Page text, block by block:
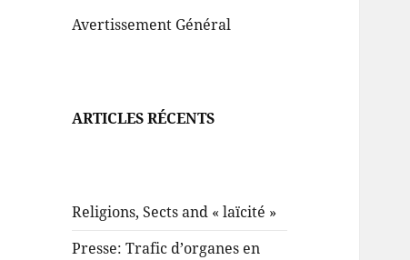
Avertissement Général
ARTICLES RÉCENTS
Religions, Sects and « laïcité »
Presse: Trafic d’organes en